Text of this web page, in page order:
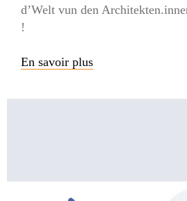
d’Welt vun den
!
En savoir plus